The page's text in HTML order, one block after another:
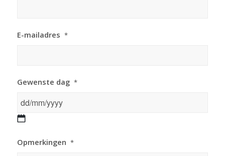
E-mailadres *
Gewenste dag *
slash
Opmerkingen *